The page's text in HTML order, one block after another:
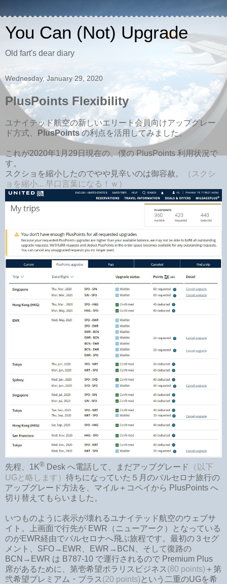
You Can (Not) Upgrade
Old fart's dear diary
Wednesday, January 29, 2020
PlusPoints Flexibility
ユナイテッド航空の新しいエリート会員向けアップグレー
ド方式、
PlusPointsの利点を活用してみました。
これが2020年1月29日現在の、僕の PlusPoints 利用状況で
す。
スクショを縮小したのでやや見辛いのは御容赦。
（スクシ
ョを縮小... 早口言葉になる！ｗ ）
先程、1K® Desk へ電話して、まだアップグレード
（以下
UGと略します） 待ちになっていた５月のバルセロナ旅行の
アップグレード方法を、マイル＋コペイから PlusPoints へ
切り替えてもらいました。
いつものように表示が壊れるユナイテッド航空のウェブサ
イト。上画面で行先が EWR（ニューアーク）となっている
のがEWR経由でバルセロナへ飛ぶ旅程です。最初の３セグ
メント、SFO→EWR、EWR→BCN、そして復路の
BCN→EWR は B787-10 で運行されるので Premium Plus
席があるために、第壱希望ポラリスビジネス (80 points) ＋第
弐希望プレミアム・プラス (20 points) という二重のUGを希